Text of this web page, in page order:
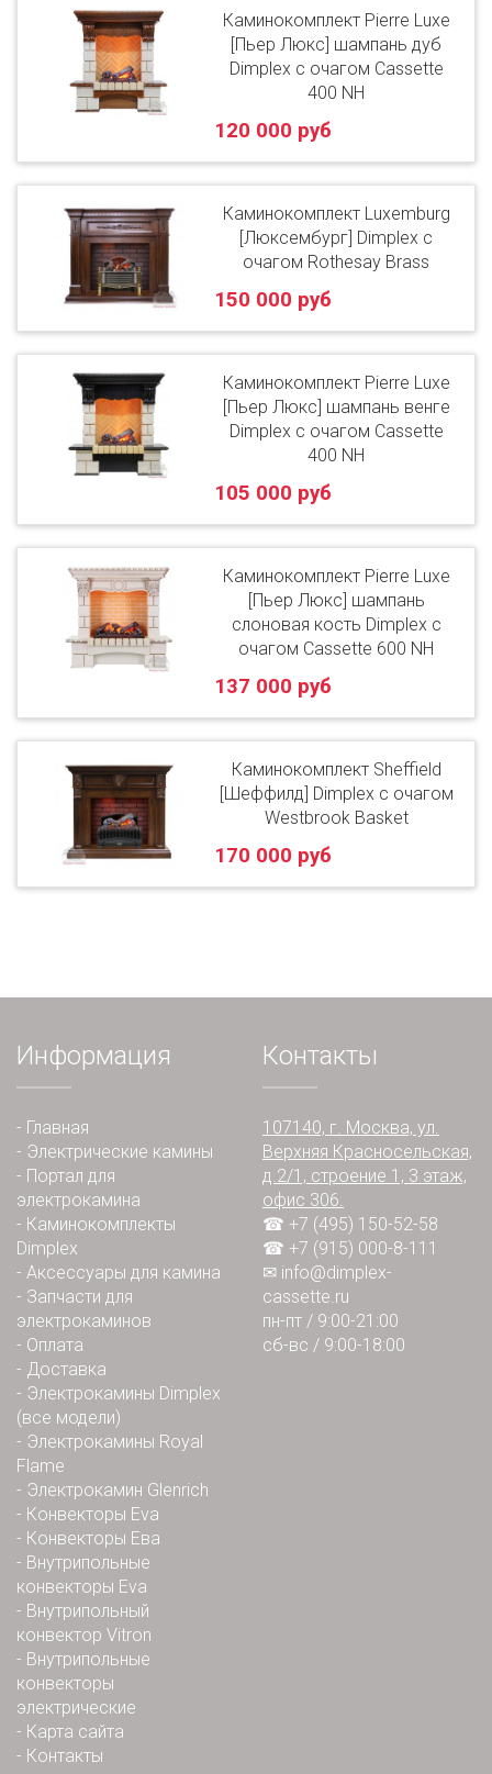
Каминокомплект Pierre Luxe
[Пьер Люкс] шампань дуб
Dimplex с очагом Cassette
400 NH
120 000 руб
Каминокомплект Luxemburg
[Люксембург] Dimplex с
очагом Rothesay Brass
150 000 руб
Каминокомплект Pierre Luxe
[Пьер Люкс] шампань венге
Dimplex с очагом Cassette
400 NH
105 000 руб
Каминокомплект Pierre Luxe
[Пьер Люкс] шампань
слоновая кость Dimplex с
очагом Cassette 600 NH
137 000 руб
Каминокомплект Sheffield
[Шеффилд] Dimplex с очагом
Westbrook Basket
170 000 руб
Информация
- Главная
- Электрические камины
- Портал для
электрокамина
- Каминокомплекты
Dimplex
- Аксессуары для камина
- Запчасти для
электрокаминов
- Оплата
- Доставка
- Электрокамины Dimplex
(все модели)
- Электрокамины Royal
Flame
- Электрокамин Glenrich
- Конвекторы Eva
- Конвекторы Ева
- Внутрипольные
конвекторы Eva
- Внутрипольный
конвектор Vitron
- Внутрипольные
конвекторы
электрические
- Карта сайта
- Контакты
Контакты
107140, г. Москва, ул.
Верхняя Красносельская,
д.2/1, строение 1, 3 этаж,
офис 306.
☎ +7 (495) 150-52-58
☎ +7 (915) 000-8-111
✉ info@dimplex-
cassette.ru
пн-пт / 9:00-21:00
сб-вс / 9:00-18:00